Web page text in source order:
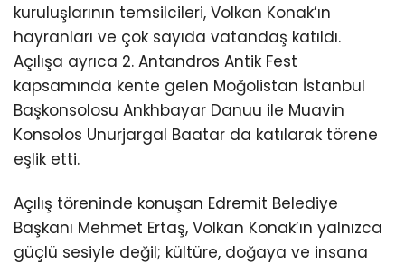
kuruluşlarının temsilcileri, Volkan Konak’ın
hayranları ve çok sayıda vatandaş katıldı.
Açılışa ayrıca 2. Antandros Antik Fest
kapsamında kente gelen Moğolistan İstanbul
Başkonsolosu Ankhbayar Danuu ile Muavin
Konsolos Unurjargal Baatar da katılarak törene
eşlik etti.
Açılış töreninde konuşan Edremit Belediye
Başkanı Mehmet Ertaş, Volkan Konak’ın yalnızca
güçlü sesiyle değil; kültüre, doğaya ve insana